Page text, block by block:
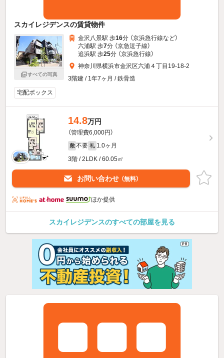
スカイレジデンスの賃貸物件
すべての写真
金沢八景駅 歩16分 （京浜急行線など）
六浦駅 歩7分 （京急逗子線）
追浜駅 歩25分 （京浜急行線）
神奈川県横浜市金沢区六浦４丁目19-18-2
3階建 / 1年7ヶ月 / 鉄骨造
宅配ボックス
14.8万円
（管理費6,000円）
敷 不要 礼 1.0ヶ月
3階 / 2LDK / 60.05㎡
お問い合わせ （無料）
ほか提供
スカイレジデンスのすべての部屋を見る